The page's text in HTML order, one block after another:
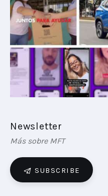
PLAYBOOKS
NOVEDADES
Newsletter
Más sobre MFT
SUBSCRIBE